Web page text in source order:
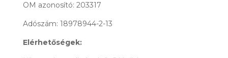
OM azonosító: 203317
Adószám: 18978944-2-13
Elérhetőségek: